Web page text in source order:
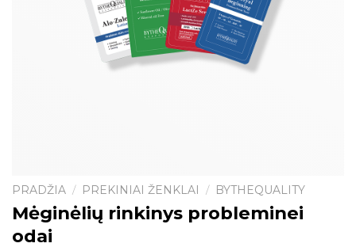
PRADŽIA / PREKINIAI ŽENKLAI / BYTHEQUALITY
Mėginėlių rinkinys probleminei
odai